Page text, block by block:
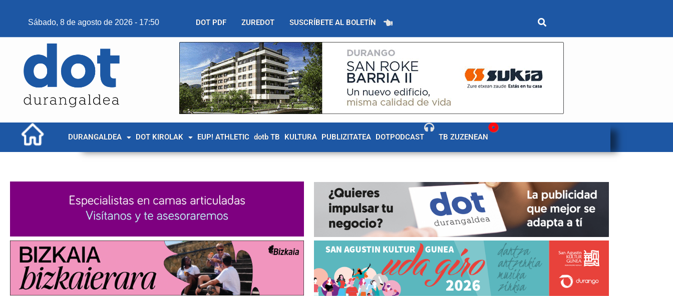
Sábado, 8 de agosto de 2026 - 17:50 DOT PDF ZUREDOT SUSCRÍBETE AL BOLETÍN
DURANGALDEA DOT KIROLAK EUP! ATHLETIC dotb TB KULTURA PUBLIZITATEA DOTPODCAST TB ZUZENEAN